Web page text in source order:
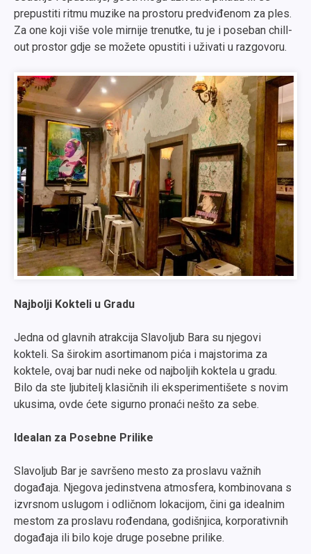
prepustiti ritmu muzike na prostoru predviđenom za ples.
Za one koji više vole mirnije trenutke, tu je i poseban chill-
out prostor gdje se možete opustiti i uživati u razgovoru.
Najbolji Kokteli u Gradu
Jedna od glavnih atrakcija Slavoljub Bara su njegovi
kokteli. Sa širokim asortimanom pića i majstorima za
koktele, ovaj bar nudi neke od najboljih koktela u gradu.
Bilo da ste ljubitelj klasičnih ili eksperimentišete s novim
ukusima, ovde ćete sigurno pronaći nešto za sebe.
Idealan za Posebne Prilike
Slavoljub Bar je savršeno mesto za proslavu važnih
događaja. Njegova jedinstvena atmosfera, kombinovana s
izvrsnom uslugom i odličnom lokacijom, čini ga idealnim
mestom za proslavu rođendana, godišnjica, korporativnih
događaja ili bilo koje druge posebne prilike.